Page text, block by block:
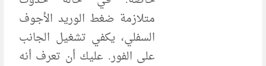
متلازمة ضغط الوريد الأجوف
السفلي، يكفي تشغيل الجانب
على الفور. عليك أن تعرف أنه